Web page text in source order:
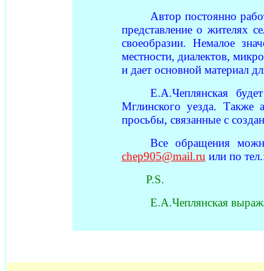
Автор постоянно
представление о жителях
своеобразии. Немалое
местности, диалектов,
и дает основной материал
Е.А.Чеплянская
Мглинского уезда. Также
просьбы, связанные с
Все обращения
chep905@mail.ru или по
P.S.
Е.А.Чеплянская